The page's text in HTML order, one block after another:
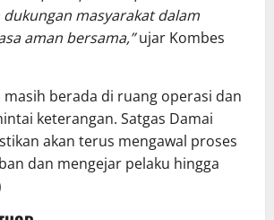
masyarakat dalam
aman bersama,”ujar Kombes
berada di ruang operasi dan
keterangan. Satgas Damai
akan terus mengawal proses
dan mengejar pelaku hingga